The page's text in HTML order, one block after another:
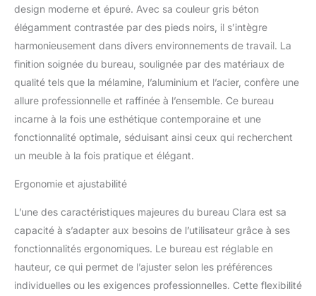
travail. Combattez la sédentarité : la
sédentarité typique du travail de bureau
oblige souvent à prendre des positions
incorrectes. La possibilité de changer
fréquemment de position et de travailler
même debout aide à lutter contre les
douleurs dorsales, le cou et la fatigue
ergonomique Mécanisme anti-collision : le
bureau réglable Clara est équipé d'un
système anti-collision qui lui permet de
dans sa trajectoire de mouvement, en
l'empêchement reconnu Définissez votre
minuteur : il est temps de changer de
position. À partir du panneau de commande,
personnalisée qui vous rappelle quand
changer de position pour rendre votre
design moderne et épuré. Avec sa couleur gris béton
élégamment contrastée par des pieds noirs, il s’intègre
harmonieusement dans divers environnements de travail. La
finition soignée du bureau, soulignée par des matériaux de
qualité tels que la mélamine, l’aluminium et l’acier, confère une
allure professionnelle et raffinée à l’ensemble. Ce bureau
incarne à la fois une esthétique contemporaine et une
fonctionnalité optimale, séduisant ainsi ceux qui recherchent
un meuble à la fois pratique et élégant.
Ergonomie et ajustabilité
L’une des caractéristiques majeures du bureau Clara est sa
capacité à s’adapter aux besoins de l’utilisateur grâce à ses
fonctionnalités ergonomiques. Le bureau est réglable en
hauteur, ce qui permet de l’ajuster selon les préférences
individuelles ou les exigences professionnelles. Cette flexibilité